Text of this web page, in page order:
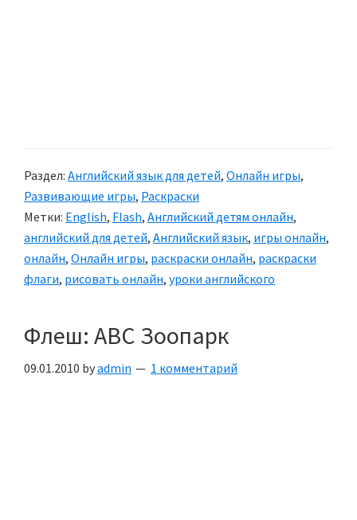
Раздел: Английский язык для детей, Онлайн игры,
Развивающие игры, Раскраски
Метки: English, Flash, Английский детям онлайн,
английский для детей, Английский язык, игры онлайн,
онлайн, Онлайн игры, раскраски онлайн, раскраски
флаги, рисовать онлайн, уроки английского
Флеш: ABC Зоопарк
09.01.2010 byadmin 1 комментарий